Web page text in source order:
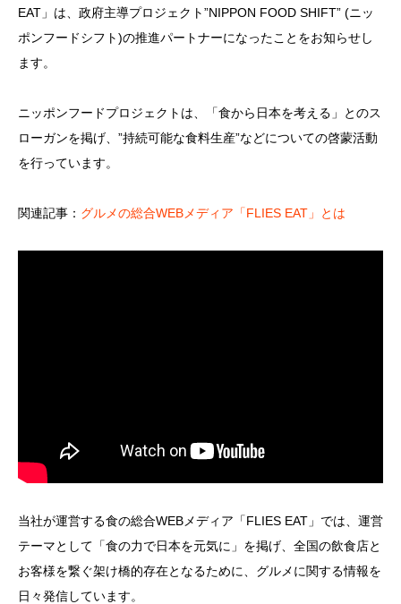
EAT」は、政府主導プロジェクト”NIPPON FOOD SHIFT” (ニッ
ポンフードシフト)の推進パートナーになったことをお知らせし
ます。
ニッポンフードプロジェクトは、「食から日本を考える」とのス
ローガンを掲げ、”持続可能な食料生産”などについての啓蒙活動
を行っています。
関連記事： グルメの総合WEBメディア「FLIES EAT」とは
当社が運営する食の総合WEBメディア「FLIES EAT」では、運営
テーマとして「食の力で日本を元気に」を掲げ、全国の飲食店と
お客様を繋ぐ架け橋的存在となるために、グルメに関する情報を
日々発信しています。